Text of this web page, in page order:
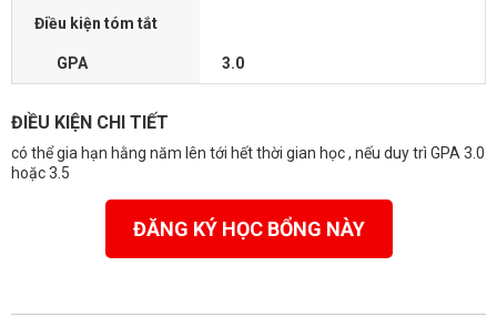
Điều kiện tóm tắt
GPA 3.0
ĐIỀU KIỆN CHI TIẾT
có thể gia hạn hằng năm lên tới hết thời gian học , nếu duy trì GPA 3.0
hoặc 3.5
ĐĂNG KÝ HỌC BỔNG NÀY